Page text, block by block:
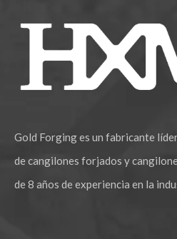
Gold Forging es un fabricante
de cangilones forjados y
de 8 años de experiencia en la